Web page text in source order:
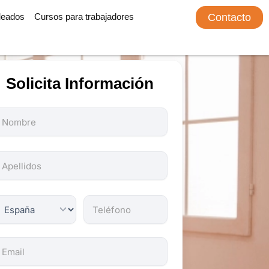
Cursos para trabajadores Contacto
Solicita Información